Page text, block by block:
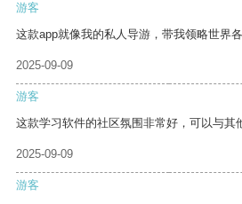
游客
这款app就像我的私人导游，带我领略世界各
2025-09-09
游客
这款学习软件的社区氛围非常好，可以与其
2025-09-09
游客